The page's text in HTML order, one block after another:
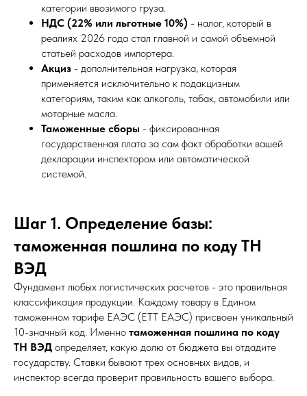
категории ввозимого груза.
НДС (22% или льготные 10%) - налог, который в
реалиях 2026 года стал главной и самой объемной
статьей расходов импортера.
Акциз - дополнительная нагрузка, которая
применяется исключительно к подакцизным
категориям, таким как алкоголь, табак, автомобили или
моторные масла.
Таможенные сборы - фиксированная
государственная плата за сам факт обработки вашей
декларации инспектором или автоматической
системой.
Шаг 1. Определение базы:
таможенная пошлина по коду ТН
ВЭД
Фундамент любых логистических расчетов - это правильная
классификация продукции. Каждому товару в Едином
таможенном тарифе ЕАЭС (ЕТТ ЕАЭС) присвоен уникальный
10-значный код. Именно таможенная пошлина по коду
ТН ВЭД определяет, какую долю от бюджета вы отдадите
государству. Ставки бывают трех основных видов, и
инспектор всегда проверит правильность вашего выбора.